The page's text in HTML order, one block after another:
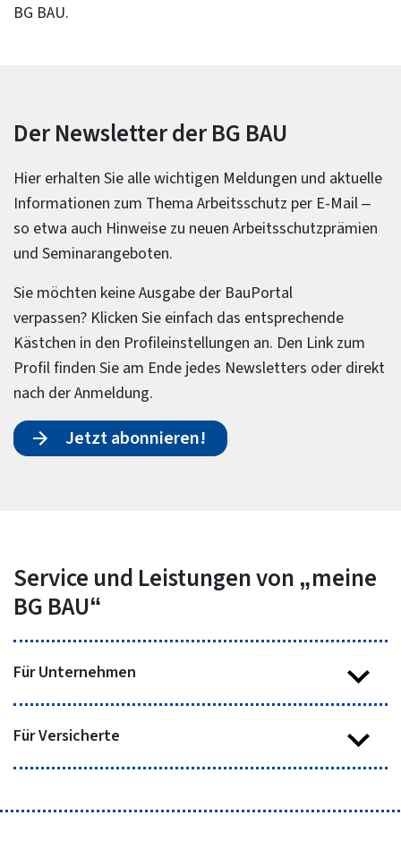
BG BAU.
Der Newsletter der BG BAU
Hier erhalten Sie alle wichtigen Meldungen und aktuelle
Informationen zum Thema Arbeitsschutz per E-Mail –
so etwa auch Hinweise zu neuen Arbeitsschutzprämien
und Seminarangeboten.
Sie möchten keine Ausgabe der BauPortal
verpassen? Klicken Sie einfach das entsprechende
Kästchen in den Profileinstellungen an. Den Link zum
Profil finden Sie am Ende jedes Newsletters oder direkt
nach der Anmeldung.
Jetzt abonnieren!
Service und Leistungen von „meine
BG BAU“
Für Unternehmen
unternehmensbezogene Informationen einsehen
und Änderungen mitteilen
Für Versicherte